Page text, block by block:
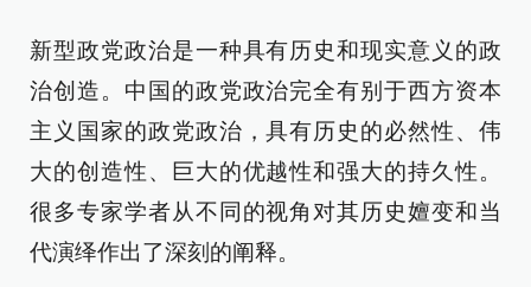
新型政党政治是一种具有历史和现实意义的政
治创造。中国的政党政治完全有别于西方资本
主义国家的政党政治，具有历史的必然性、伟
大的创造性、巨大的优越性和强大的持久性。
很多专家学者从不同的视角对其历史嬗变和当
代演绎作出了深刻的阐释。